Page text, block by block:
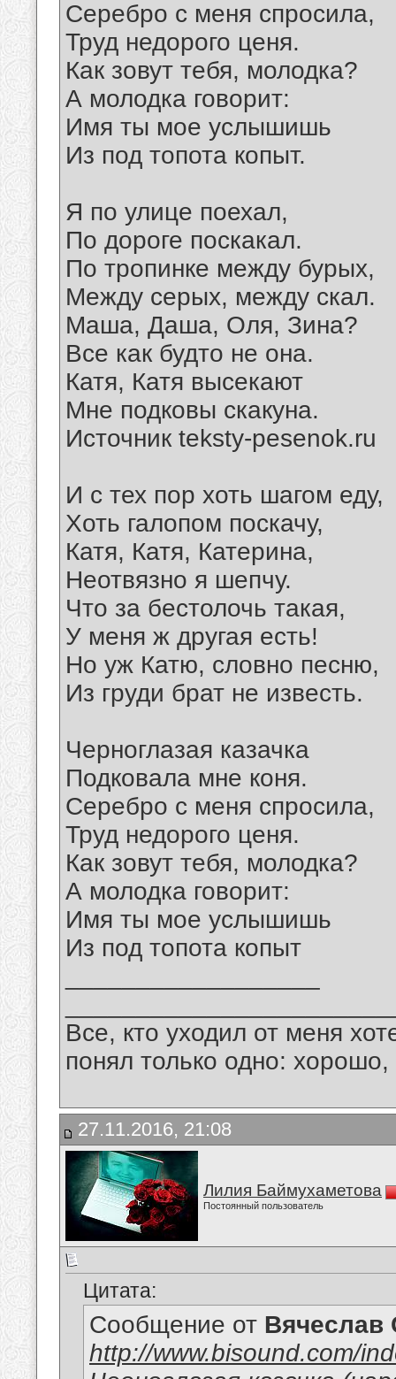
Серебро с меня спросила,
Труд недорого ценя.
Как зовут тебя, молодка?
А молодка говорит:
Имя ты мое услышишь
Из под топота копыт.
Я по улице поехал,
По дороге поскакал.
По тропинке между бурых,
Между серых, между скал.
Маша, Даша, Оля, Зина?
Все как будто не она.
Катя, Катя высекают
Мне подковы скакуна.
Источник teksty-pesenok.ru
И с тех пор хоть шагом еду,
Хоть галопом поскачу,
Катя, Катя, Катерина,
Неотвязно я шепчу.
Что за бестолочь такая,
У меня ж другая есть!
Но уж Катю, словно песню,
Из груди брат не известь.
Черноглазая казачка
Подковала мне коня.
Серебро с меня спросила,
Труд недорого ценя.
Как зовут тебя, молодка?
А молодка говорит:
Имя ты мое услышишь
Из под топота копыт
Все, кто уходил от меня
понял только одно:
27.11.2016, 21:08
Лилия Баймухаметова
Постоянный пользователь
Цитата:
Сообщение от Вячеслав
http://www.bisound.com/